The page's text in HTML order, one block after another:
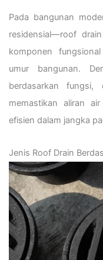
Pada bangunan
residensial—roof
komponen
umur bangunan.
berdasarkan
memastikan aliran
efisien dalam jangka
Jenis Roof Drain